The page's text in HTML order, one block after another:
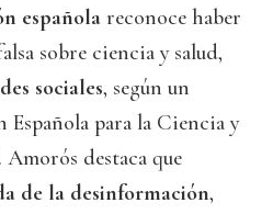
española reconoce haber
sobre ciencia y salud,
sociales, según un
Española para la Ciencia y
destaca que
de la desinformación,